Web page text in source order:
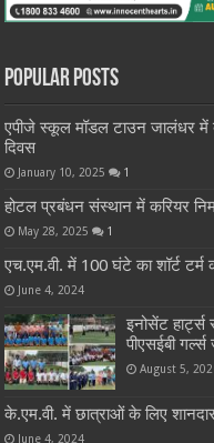
Popular Posts
एपीजे स्कूल मॉडल टाउन जालंधर में
दिवस
January 10, 2025 1
होटल प्रबंधन संस्थान में करियर
May 28, 2025 1
एच.एम.वी. में 100 घंटे का शॉर्ट टर्म
June 4, 2024
इनोसेंट हार्ट्स
पीएसईबी
August 5,
के.एम.वी. में छात्राओं के लिए
June 4, 2024